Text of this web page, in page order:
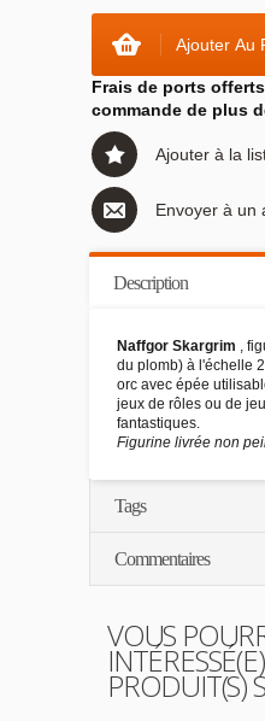
Ajouter Au
Frais de ports
commande de plus
Ajouter à la
Envoyer à un
Description
Naffgor Skargrim ,
du plomb) à l'échelle
orc avec épée
jeux de rôles ou de
fantastiques.
Figurine livrée non
Tags
Commentaires
VOUS
PRODUIT(S)